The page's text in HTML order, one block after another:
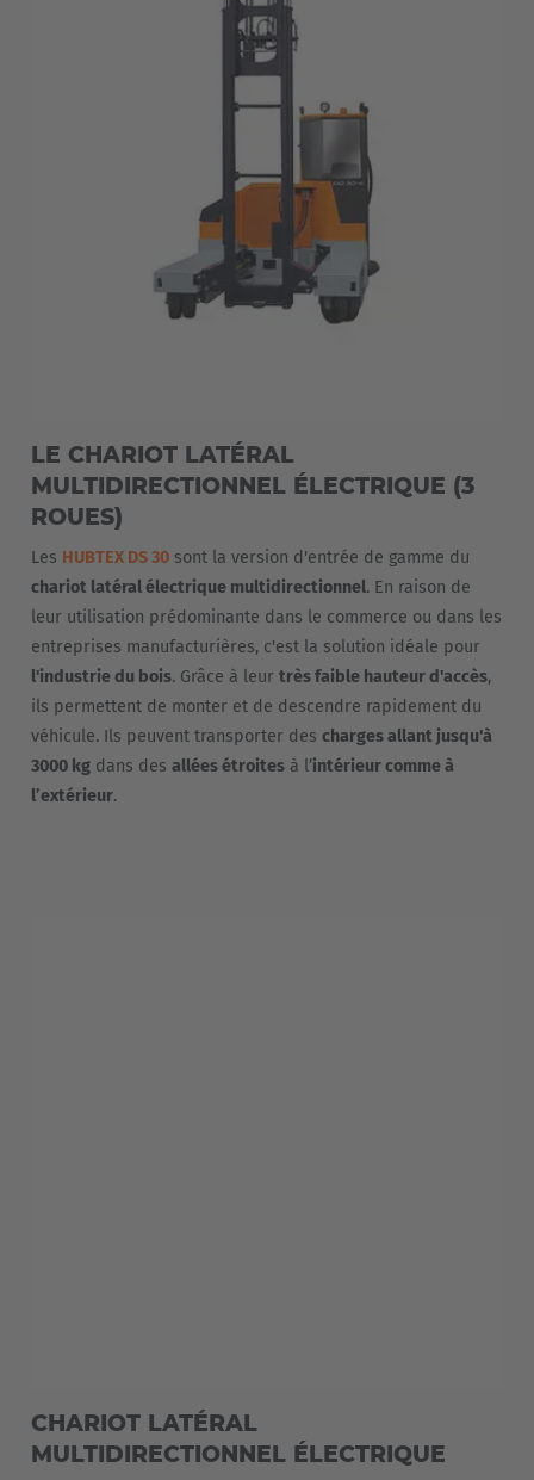
Belgium
Nederlands Français Deutsch
LE CHARIOT LATÉRAL
MULTIDIRECTIONNEL ÉLECTRIQUE (3
ROUES)
Les HUBTEX DS 30 sont la version d'entrée de gamme du
chariot latéral électrique multidirectionnel. En raison de
leur utilisation prédominante dans le commerce ou dans les
entreprises manufacturières, c'est la solution idéale pour
l'industrie du bois. Grâce à leur très faible hauteur d'accès,
ils permettent de monter et de descendre rapidement du
véhicule. Ils peuvent transporter des charges allant jusqu'à
3000 kg dans des allées étroites à l’intérieur comme à
l’extérieur.
CHARIOT LATÉRAL
MULTIDIRECTIONNEL ÉLECTRIQUE